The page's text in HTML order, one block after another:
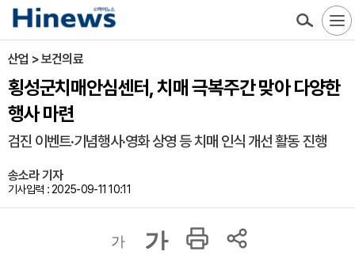
산업 > 보건의료
횡성군치매안심센터, 치매 극복주간 맞아 다양한
행사 마련
검진 이벤트·기념행사·영화 상영 등 치매 인식 개선 활동 진행
송소라 기자
기사입력 : 2025-09-11 10:11
가 가